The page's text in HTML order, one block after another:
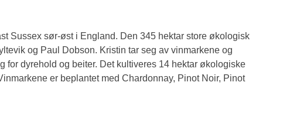
Sussex sør-øst i England. Den 345 hektar store økologisk
og Paul Dobson. Kristin tar seg av vinmarkene og
for dyrehold og beiter. Det kultiveres 14 hektar økologiske
er beplantet med Chardonnay, Pinot Noir, Pinot